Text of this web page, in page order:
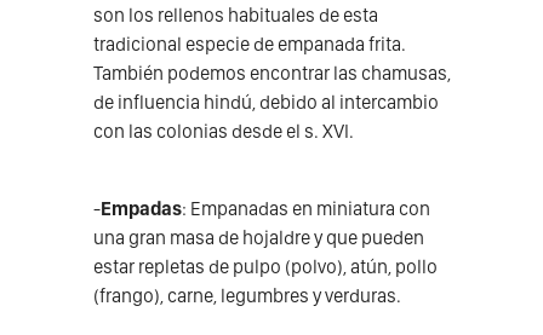
son los rellenos habituales de esta
tradicional especie de empanada frita.
También podemos encontrar las chamusas,
de influencia hindú, debido al intercambio
con las colonias desde el s. XVI.
-Empadas: Empanadas en miniatura con
una gran masa de hojaldre y que pueden
estar repletas de pulpo (polvo), atún, pollo
(frango), carne, legumbres y verduras.